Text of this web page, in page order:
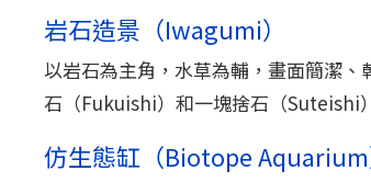
岩石造景（Iwagumi）
以岩石為主角，水草為輔，畫面簡潔
石（Fukuishi）和一塊捨石（Suteishi
仿生態缸（Biotope Aquarium